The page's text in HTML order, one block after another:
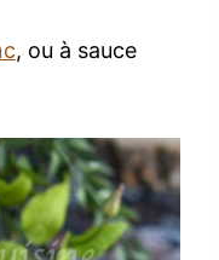
, ou à sauce